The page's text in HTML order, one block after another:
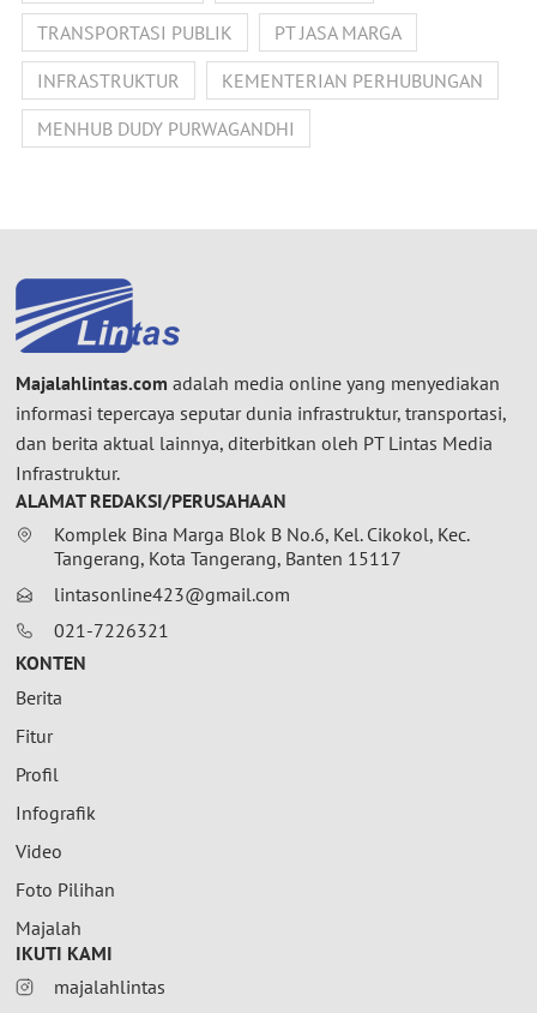
TRANSPORTASI PUBLIK
PT JASA MARGA
INFRASTRUKTUR
KEMENTERIAN PERHUBUNGAN
MENHUB DUDY PURWAGANDHI
Majalahlintas.com adalah media online yang menyediakan
informasi tepercaya seputar dunia infrastruktur, transportasi,
dan berita aktual lainnya, diterbitkan oleh PT Lintas Media
Infrastruktur.
ALAMAT REDAKSI/PERUSAHAAN
Komplek Bina Marga Blok B No.6, Kel. Cikokol, Kec.
Tangerang, Kota Tangerang, Banten 15117
lintasonline423@gmail.com
021-7226321
KONTEN
Berita
Fitur
Profil
Infografik
Video
Foto Pilihan
Majalah
IKUTI KAMI
majalahlintas